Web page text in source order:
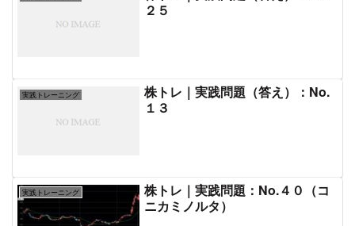
２５
実践トレーニング
株トレ｜実践問題（答え）：No.
１３
実践トレーニング
株トレ｜実践問題：No.４０（コ
ニカミノルタ）